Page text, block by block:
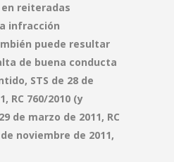
reiteradas
infracción
puede resultar
de buena conducta
STS de 28 de
RC 760/2010 (y
de marzo de 2011, RC
noviembre de 2011,